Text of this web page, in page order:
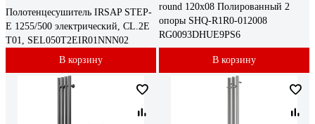
Полотенцесушитель IRSAP STEP-
E 1255/500 электрический, CL.2E
T01, SEL050T2EIR01NNN02
В корзину
round 120x08 Полированный 2
опоры SHQ-R1R0-012008
RG0093DHUE9PS6
В корзину